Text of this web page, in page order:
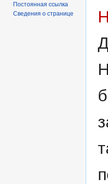
Постоянная ссылка
Сведения о странице